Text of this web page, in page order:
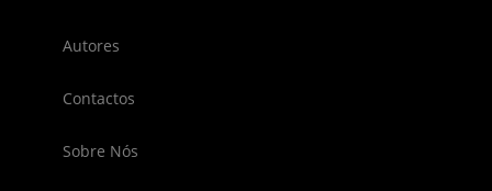
Autores
Contactos
Sobre Nós